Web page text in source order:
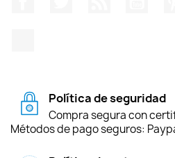
Política de seguridad
Compra segura con
Métodos de pago seguros: